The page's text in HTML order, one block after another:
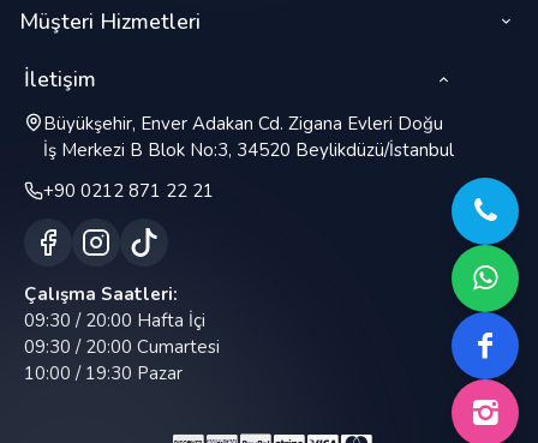
Müşteri Hizmetleri
İletişim
Büyükşehir, Enver Adakan Cd. Zigana Evleri Doğu
İş Merkezi B Blok No:3, 34520 Beylikdüzü/İstanbul
+90 0212 871 22 21
Çalışma Saatleri:
09:30 / 20:00 Hafta İçi
09:30 / 20:00 Cumartesi
10:00 / 19:30 Pazar